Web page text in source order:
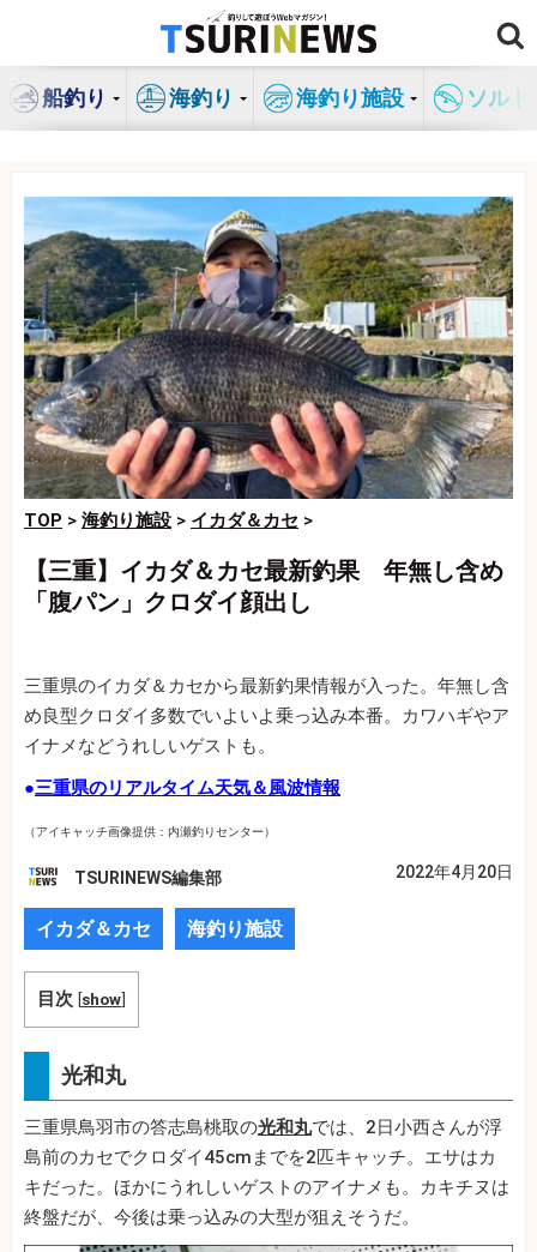
ン
船釣り 海釣り 海釣り施設 ソル
TOP > 海釣り施設 > イカダ＆カセ >
【三重】イカダ＆カセ最新釣果 年無し含め
「腹パン」クロダイ顔出し
三重県のイカダ＆カセから最新釣果情報が入った。年無し含
め良型クロダイ多数でいよいよ乗っ込み本番。カワハギやア
イナメなどうれしいゲストも。
●三重県のリアルタイム天気＆風波情報
（アイキャッチ画像提供：内瀬釣りセンター）
TSURINEWS編集部 2022年4月20日
イカダ＆カセ 海釣り施設
目次 [show]
光和丸
三重県鳥羽市の答志島桃取の光和丸では、2日小西さんが浮
島前のカセでクロダイ45cmまでを2匹キャッチ。エサはカ
キだった。ほかにうれしいゲストのアイナメも。カキチヌは
終盤だが、今後は乗っ込みの大型が狙えそうだ。